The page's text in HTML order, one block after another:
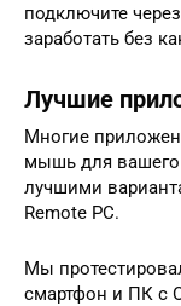
подключите
заработать без
Лучшие
Многие
мышь для вашего
лучшими
Remote PC.
Мы
смартфон и ПК с